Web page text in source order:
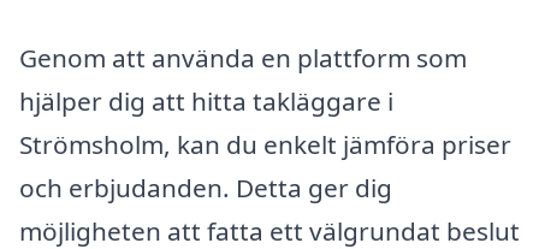
Genom att använda en plattform som
hjälper dig att hitta takläggare i
Strömsholm, kan du enkelt jämföra priser
och erbjudanden. Detta ger dig
möjligheten att fatta ett välgrundat beslut